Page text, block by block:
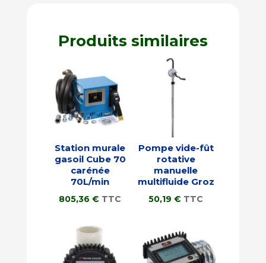
Produits similaires
Station murale
gasoil Cube 70
carénée
70L/min
805,36€ TTC
Pompe vide-fût
rotative
manuelle
multifluide Groz
50,19€ TTC